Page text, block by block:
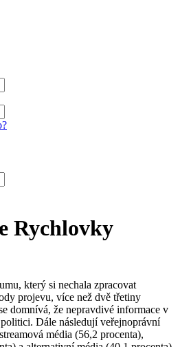
Rychlovky
který si nechala zpracovat
projevu, více než dvě třetiny
domnívá, že nepravdivé informace v
Dále následují veřejnoprávní
média (56,2 procenta),